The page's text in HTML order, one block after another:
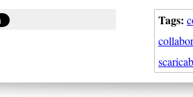
Tags: